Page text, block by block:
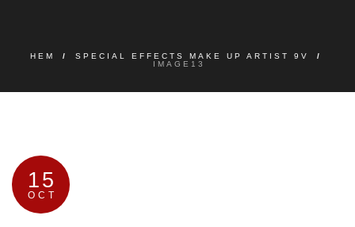
HEM / SPECIAL EFFECTS MAKE UP ARTIST 9V
/
IMAGE13
15
OCT